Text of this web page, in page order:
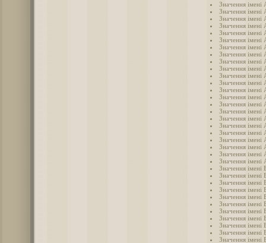
Значення імені
Значення імені
Значення імені
Значення імені
Значення імені
Значення імені
Значення імені
Значення імені
Значення імені
Значення імені
Значення імені
Значення імені
Значення імені
Значення імені
Значення імені
Значення імені
Значення імені
Значення імені
Значення імені
Значення імені
Значення імені
Значення імені
Значення імені
Значення імені
Значення імені
Значення імені
Значення імені
Значення імені
Значення імені
Значення імені
Значення імені
Значення імені
Значення імені
Значення імені